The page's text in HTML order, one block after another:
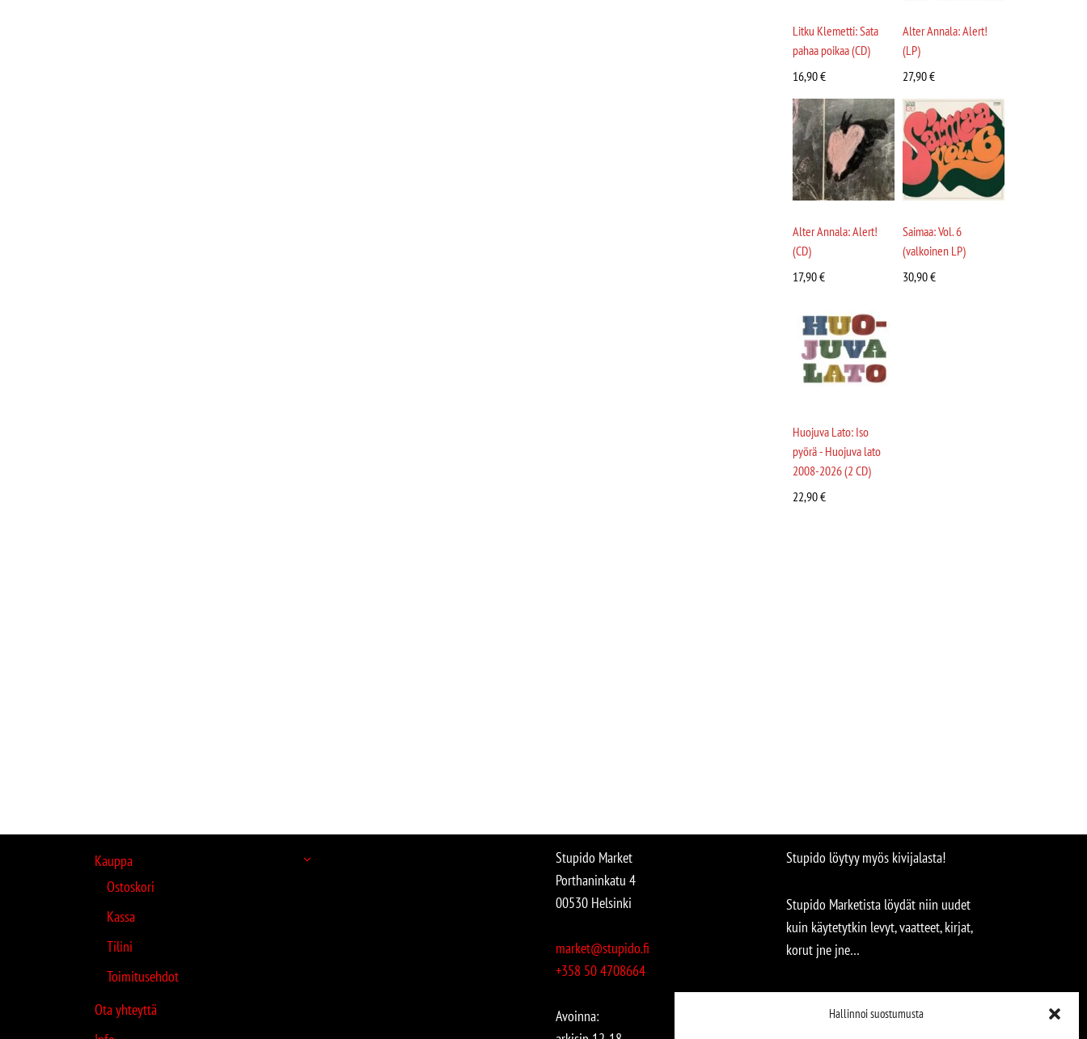
Hallinnoi suostumusta
Litku Klemetti: Sata
pahaa poikaa (CD)
16,90€
Alter Annala: Alert!
(LP)
27,90€
Alter Annala: Alert!
(CD)
17,90€
Saimaa: Vol. 6
(valkoinen LP)
30,90€
Huojuva Lato: Iso
pyörä - Huojuva lato
2008-2026 (2 CD)
22,90€
Kauppa
Ostoskori
Kassa
Tilini
Toimitusehdot
Ota yhteyttä
Stupido Market
Porthaninkatu 4
00530 Helsinki
market@stupido.fi
+358 50 4708664
Avoinna:
Stupido löytyy myös kivijalasta!
Stupido Marketista löydät niin uudet
kuin käytetytkin levyt, vaatteet, kirjat,
korut jne jne…